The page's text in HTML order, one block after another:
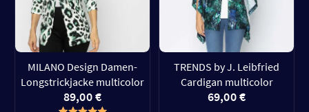
MILANO Design Damen-
Longstrickjacke multicolor
89,00 €
TRENDS by J. Leibfried
Cardigan multicolor
69,00 €